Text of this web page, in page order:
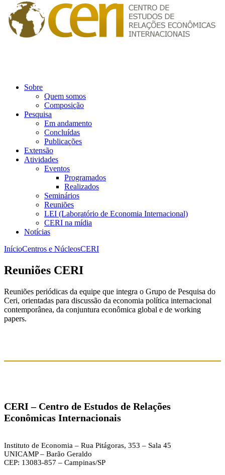
Sobre
Quem somos
Composição
Pesquisa
Em andamento
Concluídas
Publicações
Extensão
Atividades
Eventos
Programados
Realizados
Seminários
Reuniões
LEI (Laboratório de Economia Internacional)
CERI na mídia
Notícias
InícioCentros e NúcleosCERI
Reuniões CERI
Reuniões periódicas da equipe que integra o Grupo de Pesquisa do
Ceri, orientadas para discussão da economia política internacional
contemporânea, da conjuntura econômica global e de working
papers.
CERI – Centro de Estudos de Relações
Econômicas Internacionais
Instituto de Economia – Rua Pitágoras, 353 – Sala 45
UNICAMP – Barão Geraldo
CEP: 13083-857 – Campinas/SP